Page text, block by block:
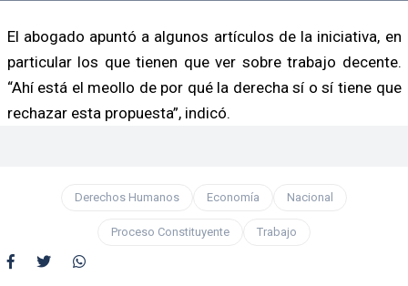
El abogado apuntó a algunos artículos de la iniciativa, en
particular los que tienen que ver sobre trabajo decente.
“Ahí está el meollo de por qué la derecha sí o sí tiene que
rechazar esta propuesta”, indicó.
Derechos Humanos Economía Nacional
Proceso Constituyente Trabajo